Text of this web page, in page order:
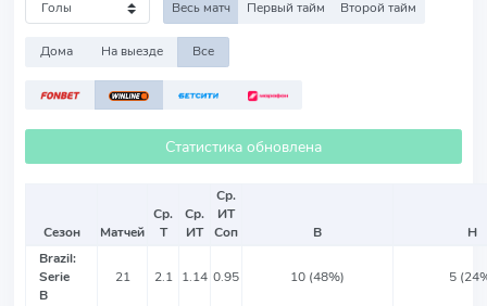
Весь матч Первый тайм Второй тайм
Дома На выезде Все
Статистика обновлена
Сезон Матчей
Ср.
Т
Ср.
ИТ
Ср.
ИТ
Соп
В
Н
Brazil:
Serie
B
21 2.1 1.14 0.95 10 (48%) 5